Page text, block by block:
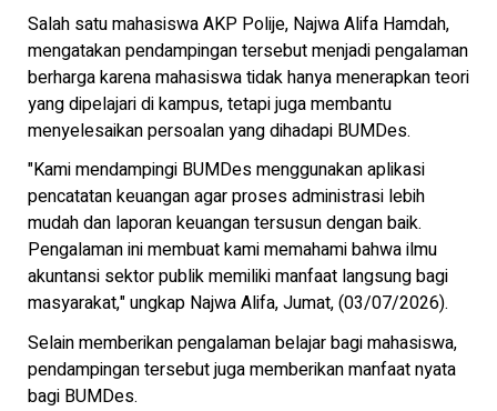
Salah satu mahasiswa AKP Polije, Najwa Alifa Hamdah,
mengatakan pendampingan tersebut menjadi pengalaman
berharga karena mahasiswa tidak hanya menerapkan teori
yang dipelajari di kampus, tetapi juga membantu
menyelesaikan persoalan yang dihadapi BUMDes.
"Kami mendampingi BUMDes menggunakan aplikasi
pencatatan keuangan agar proses administrasi lebih
mudah dan laporan keuangan tersusun dengan baik.
Pengalaman ini membuat kami memahami bahwa ilmu
akuntansi sektor publik memiliki manfaat langsung bagi
masyarakat," ungkap Najwa Alifa, Jumat, (03/07/2026).
Selain memberikan pengalaman belajar bagi mahasiswa,
pendampingan tersebut juga memberikan manfaat nyata
bagi BUMDes.